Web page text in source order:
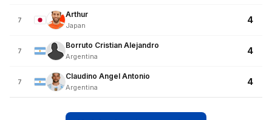
7
Arthur
Japan
4
7
Borruto Cristian Alejandro
Argentina
4
7
Claudino Angel Antonio
Argentina
4